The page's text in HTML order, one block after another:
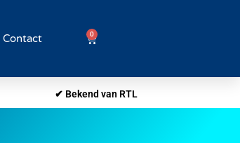
Contact 0
✔ Bekend van RTL